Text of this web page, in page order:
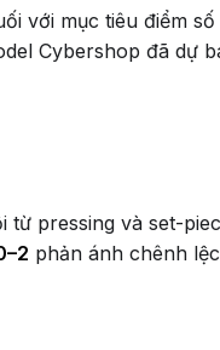
với mục tiêu điểm
Cybershop đã dự
pressing và set-
phản ánh chênh